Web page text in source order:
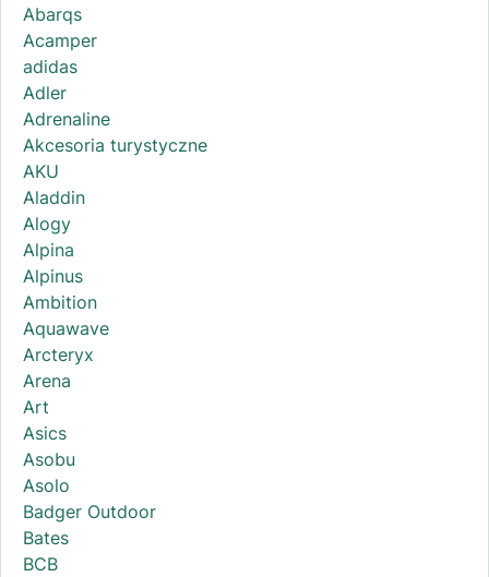
Abarqs
Acamper
adidas
Adler
Adrenaline
Akcesoria turystyczne
AKU
Aladdin
Alogy
Alpina
Alpinus
Ambition
Aquawave
Arcteryx
Arena
Art
Asics
Asobu
Asolo
Badger Outdoor
Bates
BCB